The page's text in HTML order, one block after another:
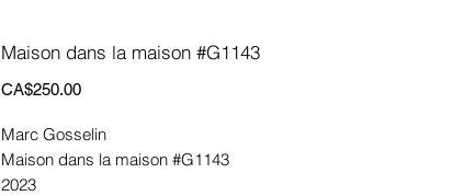
Maison dans la maison #G1143
CA$250.00Price
Marc Gosselin
Maison dans la maison #G1143
2023